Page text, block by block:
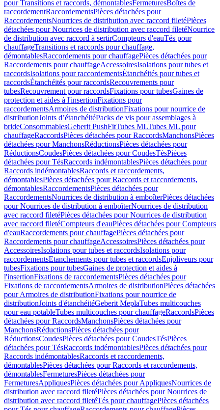
pour Transitions et raccords, démontablesFermeturesBoîtes de
raccordementRaccordementsPièces détachées pour
RaccordementsNourrices de distribution avec raccord filetéPièces
détachées pour Nourrices de distribution avec raccord filetéNourrice
de distribution avec raccord à sertirCompteurs d'eauTés pour
chauffageTransitions et raccords pour chauffage,
démontablesRaccordements pour chauffagePièces détachées pour
Raccordements pour chauffageAccessoiresIsolations pour tubes et
raccordsIsolations pour raccordementsÉtanchéités pour tubes et
raccordsÉtanchéités pour raccordsRecouvrements pour
tubesRecouvrement pour raccordsFixations pour tubesGaines de
protection et aides à l'insertionFixations pour
raccordementsArmoires de distributionFixations pour nourrice de
distributionJoints d’étanchéitéPacks de vis pour assemblages à
brideConsommablesGeberit PushFitTubes MLTubes ML pour
chauffageRaccordsPièces détachées pour RaccordsManchonsPièces
détachées pour ManchonsRéductionsPièces détachées pour
RéductionsCoudesPièces détachées pour CoudesTésPièces
détachées pour TésRaccords indémontablesPièces détachées pour
Raccords indémontablesRaccords et raccordements,
démontablesPièces détachées pour Raccords et raccordements,
démontablesRaccordementsPièces détachées pour
RaccordementsNourrices de distribution à emboîterPièces détachées
pour Nourrices de distribution à emboîterNourrices de distribution
avec raccord filetéPièces détachées pour Nourrices de distribution
avec raccord filetéCompteurs d'eauPièces détachées pour Compteurs
d'eauRaccordements pour chauffagePièces détachées pour
Raccordements pour chauffageAccessoiresPièces détachées pour
AccessoiresIsolations pour tubes et raccordsIsolations pour
raccordementsEtanchements pour tubes et raccordsEnjoliveurs pour
tubesFixations pour tubesGaines de protection et aides à
l'insertionFixations de raccordementsPièces détachées pour
Fixations de raccordementsArmoires de distributionPièces détachées
pour Armoires de distributionFixations pour nourrice de
distributionJoints d'étanchéitéGeberit MeplaTubes multicouches
pour eau potableTubes multicouches pour chauffageRaccordsPièces
détachées pour RaccordsManchonsPièces détachées pour
ManchonsRéductionsPièces détachées pour
RéductionsCoudesPièces détachées pour CoudesTésPièces
détachées pour TésRaccords indémontablesPièces détachées pour
Raccords indémontablesRaccords et raccordements,
démontablesPièces détachées pour Raccords et raccordements,
démontablesFermeturesPièces détachées pour
FermeturesAppliquesPièces détachées pour AppliquesNourrices de
distribution avec raccord filetéPièces détachées pour Nourrices de
distribution avec raccord filetéTés pour chauffagePièces détachées